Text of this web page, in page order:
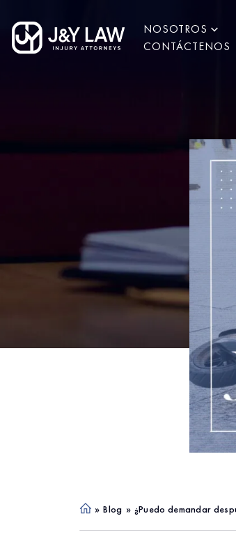
NOSOTROS
CONTÁCTENOS
Ho » Blog » ¿Puedo demandar